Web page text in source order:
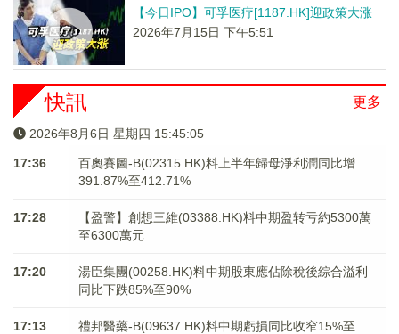
【今日IPO】可孚医疗[1187.HK]迎政策大涨
2026年7月15日 下午5:51
更多
快訊
2026年8月6日 星期四 15:45:05
17:36
百奧賽圖-B(02315.HK)料上半年歸母淨利潤同比增
391.87%至412.71%
17:28
【盈警】創想三維(03388.HK)料中期盈转亏約5300萬
至6300萬元
17:20
湯臣集團(00258.HK)料中期股東應佔除稅後綜合溢利
同比下跌85%至90%
17:13
禮邦醫藥-B(09637.HK)料中期虧損同比收窄15%至